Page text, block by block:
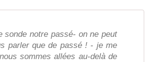
sonde notre passé- on ne peut
parler que de passé ! - je me
sommes allées au-delà de